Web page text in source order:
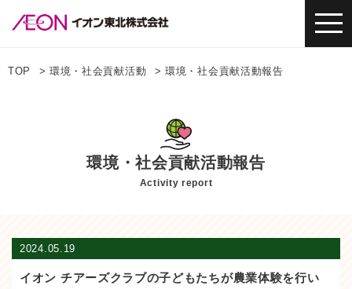
TOP 環境・社会貢献活動 環境・社会貢献活動報告
環境・社会貢献活動報告
Activity report
2024.05.19
イオン チアーズクラブの子どもたちが農業体験を行い